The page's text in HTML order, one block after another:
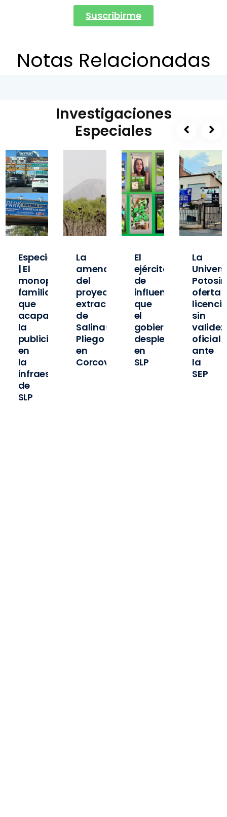
Suscribirme
Notas Relacionadas
Investigaciones
Especiales
Especial
| El
monopolio
familiar
que
acapara
la
publicidad
en
la
infraestructura
de
SLP
La
amenaza
del
proyecto
extractivista
de
Salinas
Pliego
en
Corcovada
El
ejército
de
influencers
que
el
gobierno
desplegó
en
SLP
La
oferta
sin
validez
oficial
ante
la
SEP